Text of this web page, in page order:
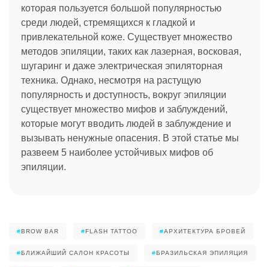
которая пользуется большой популярностью
среди людей, стремящихся к гладкой и
привлекательной коже. Существует множество
методов эпиляции, таких как лазерная, восковая,
шугаринг и даже электрическая эпиляторная
техника. Однако, несмотря на растущую
популярность и доступность, вокруг эпиляции
существует множество мифов и заблуждений,
которые могут вводить людей в заблуждение и
вызывать ненужные опасения. В этой статье мы
развеем 5 наиболее устойчивых мифов об
эпиляции.
#BROW BAR #FLASH TATTOO #АРХИТЕКТУРА БРОВЕЙ
#БЛИЖАЙШИЙ САЛОН КРАСОТЫ #БРАЗИЛЬСКАЯ ЭПИЛЯЦИЯ